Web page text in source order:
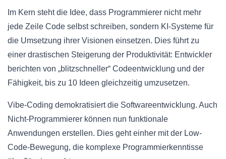
Im Kern steht die Idee, dass Programmierer nicht mehr
jede Zeile Code selbst schreiben, sondern KI-Systeme für
die Umsetzung ihrer Visionen einsetzen. Dies führt zu
einer drastischen Steigerung der Produktivität: Entwickler
berichten von „blitzschneller“ Codeentwicklung und der
Fähigkeit, bis zu 10 Ideen gleichzeitig umzusetzen.
Vibe-Coding demokratisiert die Softwareentwicklung. Auch
Nicht-Programmierer können nun funktionale
Anwendungen erstellen. Dies geht einher mit der Low-
Code-Bewegung, die komplexe Programmierkenntisse